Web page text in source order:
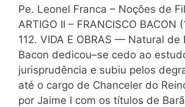
Pe. Leonel Franca – Noções de
ARTIGO II – FRANCISCO BACON
112. VIDA Ε OBRAS — Natural de
Bacon dedicou–se cedo ao
jurisprudência e subiu pelos
até o cargo de Chanceler do
por Jaime I com os títulos de